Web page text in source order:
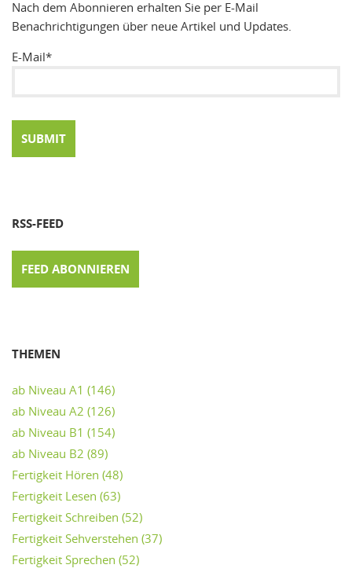
Nach dem Abonnieren erhalten Sie per E-Mail
Benachrichtigungen über neue Artikel und Updates.
E-Mail*
RSS-FEED
FEED ABONNIEREN
THEMEN
ab Niveau A1 (146)
ab Niveau A2 (126)
ab Niveau B1 (154)
ab Niveau B2 (89)
Fertigkeit Hören (48)
Fertigkeit Lesen (63)
Fertigkeit Schreiben (52)
Fertigkeit Sehverstehen (37)
Fertigkeit Sprechen (52)